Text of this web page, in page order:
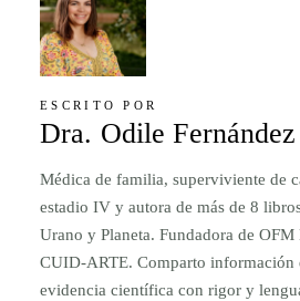
ESCRITO POR
Dra. Odile Fernández
Médica de familia, superviviente de
estadio IV y autora de más de 8
Urano y Planeta. Fundadora de
CUID-ARTE. Comparto información
evidencia científica con rigor y